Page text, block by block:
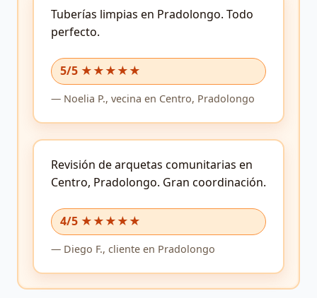
5/5 ★★★★★
Tuberías limpias en Pradolongo. Todo
perfecto.
— Noelia P., vecina en Centro, Pradolongo
4/5 ★★★★★
Revisión de arquetas comunitarias en
Centro, Pradolongo. Gran coordinación.
— Diego F., cliente en Pradolongo